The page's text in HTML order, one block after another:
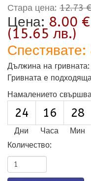
Стара цена: 12.73
Цена: 8.00 €
(15.65 лв.)
Спестявате:
Дължина на гривната:
Гривната е
Намалението
24 16 27
Дни Часа Мин
Количество: